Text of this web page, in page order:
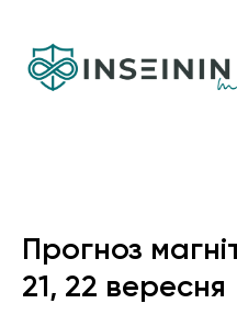
Прогноз
21, 22 вересня